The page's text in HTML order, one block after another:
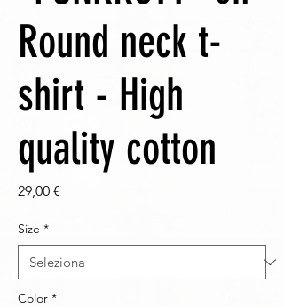
Round neck t-
shirt - High
quality cotton
29,00 €
Size *
Color *